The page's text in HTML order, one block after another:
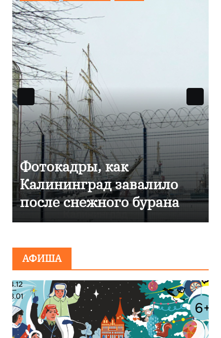
Фоторепортаж как в
Калининграде
эвакуировали ТЦ из-за
сообщения о
АФИША